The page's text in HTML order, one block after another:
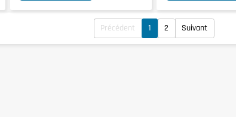
Précédent 1 2 Suivant